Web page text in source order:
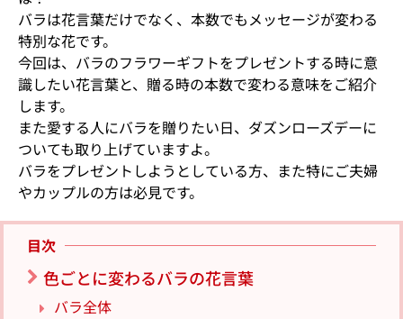
バラは花言葉だけでなく、本数でもメッセージが変わる
特別な花です。
今回は、バラのフラワーギフトをプレゼントする時に意
識したい花言葉と、贈る時の本数で変わる意味をご紹介
します。
また愛する人にバラを贈りたい日、ダズンローズデーに
ついても取り上げていますよ。
バラをプレゼントしようとしている方、また特にご夫婦
やカップルの方は必見です。
目次
色ごとに変わるバラの花言葉
バラ全体